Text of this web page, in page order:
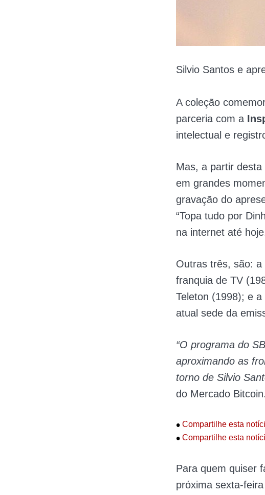
Silvio Santos e
A coleção
parceria com a
intelectual e
Mas, a partir
em grandes
gravação do
“Topa tudo por
na internet até
Outras três, são:
franquia de TV
Teleton (1998); e
atual sede da
“O programa do
aproximando as
torno de Silvio
do Mercado Bitcoin.
• Compartilhe esta
• Compartilhe esta
Para quem quiser
próxima sexta-